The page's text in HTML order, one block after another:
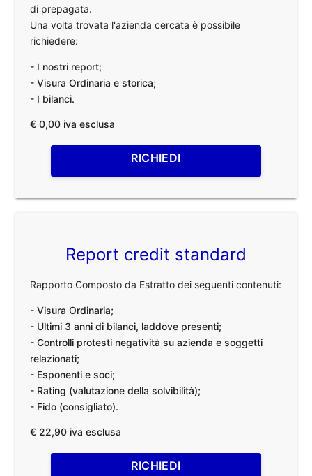
di prepagata.
Una volta trovata l'azienda cercata è possibile
richiedere:
- I nostri report;
- Visura Ordinaria e storica;
- I bilanci.
€ 0,00 iva esclusa
RICHIEDI
Report credit standard
Rapporto Composto da Estratto dei seguenti contenuti:
- Visura Ordinaria;
- Ultimi 3 anni di bilanci, laddove presenti;
- Controlli protesti negatività su azienda e soggetti
relazionati;
- Esponenti e soci;
- Rating (valutazione della solvibilità);
- Fido (consigliato).
€ 22,90 iva esclusa
RICHIEDI